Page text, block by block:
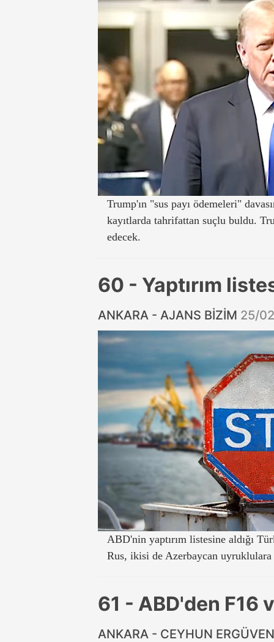
Trump'ın "sus payı ödemeleri"
kayıtlarda tahrifattan suçlu buldu.
edecek.
60 - Yaptırım
ANKARA - AJANS BİZİM 25/
ABD'nin yaptırım listesine aldığı
Rus, ikisi de Azerbaycan
61 - ABD'den F16
ANKARA - CEYHUN